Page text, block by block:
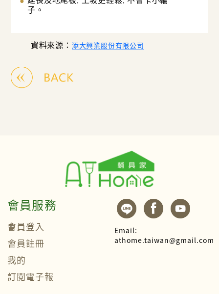
子。
資料來源： 添大興業股份有限公司
會員服務
會員登入
會員註冊
我的
訂閱電子報
Email:
athome.taiwan@gmail.com